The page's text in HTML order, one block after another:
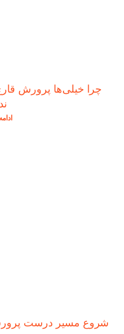
چرا خیلی‌ها پرورش
شروع مسیر درست